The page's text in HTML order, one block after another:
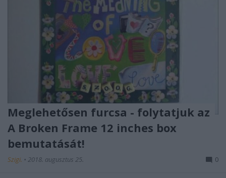
Meglehetősen furcsa - folytatjuk az
A Broken Frame 12 inches box
bemutatását!
Szigi. • 2018. augusztus 25. 0